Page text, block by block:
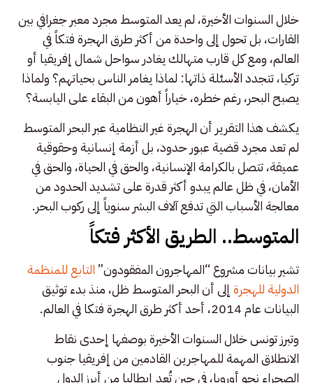
خلال السنوات الأخيرة، لم يعد المتوسط مجرد معبر جغرافي بين
القارات، بل تحول إلى واحدة من أكثر طرق الهجرة فتكاً في
العالم، ومع كل قارب متهالك يغادر سواحل شمال إفريقيا أو
تركيا، تتجدد الأسئلة ذاتها: لماذا يغامر الناس بحياتهم؟ ولماذا
يصبح البحر، رغم خطره، خياراً أهون من البقاء على اليابسة؟
يكشف هذا التقرير أن الهجرة غير النظامية عبر البحر المتوسط
لم تعد مجرد قضية عبور حدود، بل أزمة إنسانية وحقوقية
عميقة، تتصل بالكرامة الإنسانية، والحق في الحياة، والحق في
الأمان، في ظل عالم يبدو أكثر قدرة على تشديد الحدود من
معالجة الأسباب التي تدفع آلاف البشر سنوياً إلى ركوب البحر.
المتوسط.. الطريق الأكثر فتكاً
تشير بيانات مشروع “المهاجرون المفقودون”التابع للمنظمة
الدولية للهجرة إلى أن البحر المتوسط ظل، منذ بدء توثيق
البيانات عام 2014، أحد أكثر طرق الهجرة فتكا في العالم.
وتبرز تونس خلال السنوات الأخيرة بوصفها إحدى نقاط
الانطلاق المهمة للمهاجرين القادمين من إفريقيا جنوب
الصحراء نحو أوروبا، في حين تُعد إيطاليا من أبرز الدول